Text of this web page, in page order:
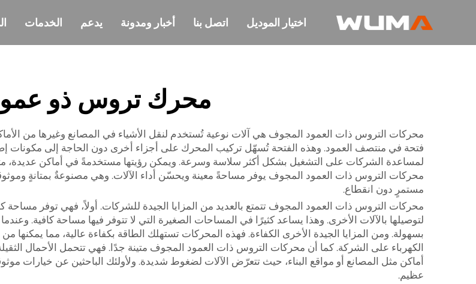
الخدمات يدعم أخبار ومدونة اتصل بنا اختيار الموديل
محرك تروس ذو
محركات التروس ذات العمود المجوف هي آلات نوعية تُستخدم لنقل الأشياء في المصانع وغيرها من
لمساعدة الشركات على التشغيل بشكل أكثر سلاسة وسرعة. ويمكن رؤيتها مستخدمةً في أماكن عديدة، مثل
محركات التروس ذات العمود المجوف يوفر مساحةً معينة ويحسّن أداء الآلات. وهي مصنوعةٌ بمتانةٍ
مستمرٍ دون انقطاع.
محركات التروس ذات العمود المجوف تتمتع بالعديد من المزايا الجيدة للشركات. أولاً، فهي توفر مساحة
لتوصيلها بالآلات الأخرى. وهذا يساعد كثيرًا في المساحات الصغيرة التي لا تتوفر فيها مساحة كافية.
بسهولة. ومن المزايا الجيدة الأخرى الكفاءة. فهذه المحركات تستهلك الطاقة بكفاءة عالية، مما
الكهرباء على الشركة. كما أن محركات التروس ذات العمود المجوف متينة جدًا. فهي تتحمل الأحمال
أماكن مثل المصانع أو مواقع البناء، حيث تتعرّض الآلات لضغوط شديدة. ولأولئك الباحثين عن خيارات
عظيم.